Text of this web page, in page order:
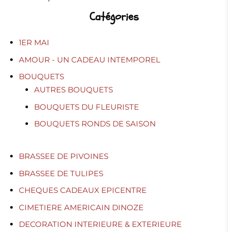
Catégories
1ER MAI
AMOUR - UN CADEAU INTEMPOREL
BOUQUETS
AUTRES BOUQUETS
BOUQUETS DU FLEURISTE
BOUQUETS RONDS DE SAISON
BRASSEE DE PIVOINES
BRASSEE DE TULIPES
CHEQUES CADEAUX EPICENTRE
CIMETIERE AMERICAIN DINOZE
DECORATION INTERIEURE & EXTERIEURE